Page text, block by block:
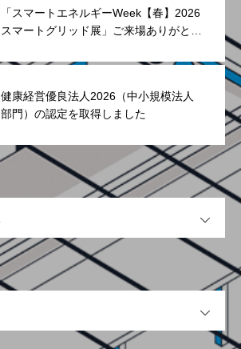
「スマートエネルギーWeek【春】2026
スマートグリッド展」ご来場ありがとう
健康経営優良法人2026（中小規模法人
部門）の認定を取得しました